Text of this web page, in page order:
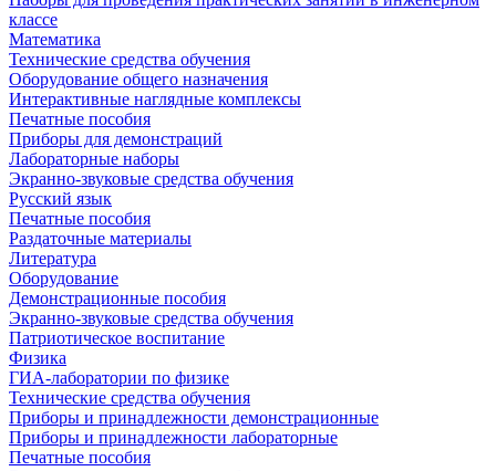
классе
Математика
Технические средства обучения
Оборудование общего назначения
Интерактивные наглядные комплексы
Печатные пособия
Приборы для демонстраций
Лабораторные наборы
Экранно-звуковые средства обучения
Русский язык
Печатные пособия
Раздаточные материалы
Литература
Оборудование
Демонстрационные пособия
Экранно-звуковые средства обучения
Патриотическое воспитание
Физика
ГИА-лаборатории по физике
Технические средства обучения
Приборы и принадлежности демонстрационные
Приборы и принадлежности лабораторные
Печатные пособия